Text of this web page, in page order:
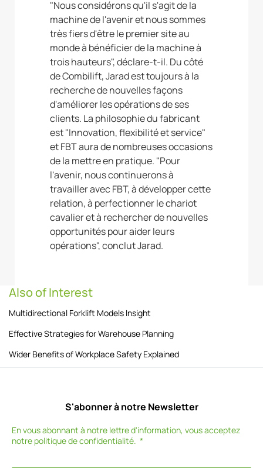
"Nous considérons qu'il s'agit de la
machine de l'avenir et nous sommes
très fiers d'être le premier site au
monde à bénéficier de la machine à
trois hauteurs", déclare-t-il. Du côté
de Combilift, Jarad est toujours à la
recherche de nouvelles façons
d'améliorer les opérations de ses
clients. La philosophie du fabricant
est "Innovation, flexibilité et service"
et FBT aura de nombreuses occasions
de la mettre en pratique. "Pour
l'avenir, nous continuerons à
travailler avec FBT, à développer cette
relation, à perfectionner le chariot
cavalier et à rechercher de nouvelles
opportunités pour aider leurs
opérations", conclut Jarad.
Also of Interest
Multidirectional Forklift Models Insight
Effective Strategies for Warehouse Planning
Wider Benefits of Workplace Safety Explained
S'abonner à notre Newsletter
En vous abonnant à notre lettre d'information, vous acceptez
notre politique de confidentialité.